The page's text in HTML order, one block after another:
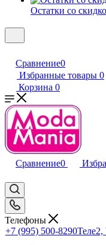
Остатки со
Сравнение0
Избранные товары 0
Корзина 0
Сравнение0
Телефоны
+7 (995) 500-8290